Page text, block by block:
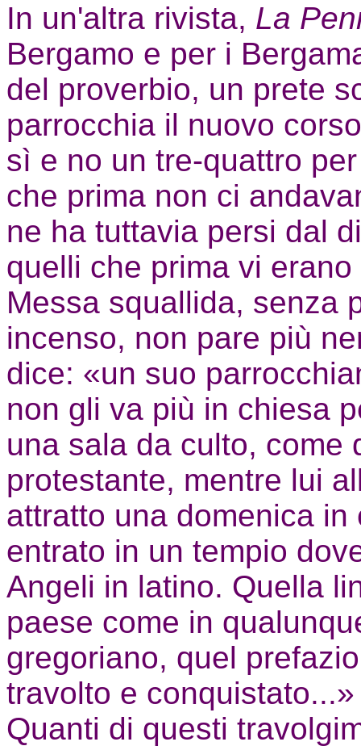
In un'altra rivista, La
Bergamo e per i
del proverbio, un prete
parrocchia il nuovo
sì e no un tre-quattro
che prima non ci
ne ha tuttavia persi dal
quelli che prima vi
Messa squallida, senza
incenso, non pare più
dice: «un suo
non gli va più in chiesa
una sala da culto, come
protestante, mentre lui
attratto una domenica
entrato in un tempio
Angeli in latino. Quella
paese come in
gregoriano, quel
travolto e conquistato...»
Quanti di questi